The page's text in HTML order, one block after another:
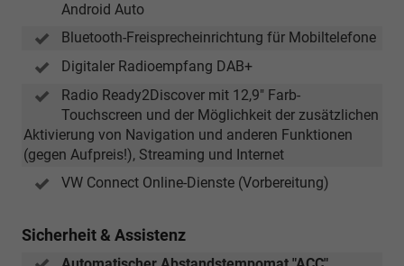
Android Auto
Bluetooth-Freisprecheinrichtung für Mobiltelefone
Digitaler Radioempfang DAB+
Radio Ready2Discover mit 12,9" Farb-
Touchscreen und der Möglichkeit der zusätzlichen
Aktivierung von Navigation und anderen Funktionen
(gegen Aufpreis!), Streaming und Internet
VW Connect Online-Dienste (Vorbereitung)
Sicherheit & Assistenz